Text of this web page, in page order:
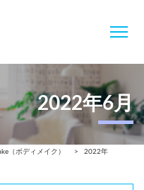
2022年6月
（ボディメイク） > 2022年